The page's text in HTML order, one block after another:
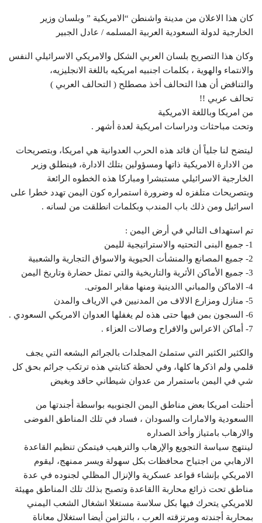
كان هذا الاعلان من مدينة واشنطن “الامريكية ” وبلسان وزير
الخارجية لدولة السعودية العربية المسلمه / عادل الجبير
وكان هذا التصريح بلسان العربي الشكل والامريكي الاسرائيلي النفس
والانتماء والهوية ، بكلمات اجنبيه امريكيه باللغة الانجليزيه،
والتناقض أن هذا التحالف أخذ مصطلح ( التحالف العربي )
تحالف عربي !!
من امريكا وباللغة الامريكية
وتحت مباحثات ودراسات امريكية لعدة أشهر .
ليتضح لنا جلياً أن قائد هذه الحرب العدوانية هي امريكا، وبتصريحات
من الادارة الامريكية ذاتها ومسؤولين بتلك الادارة، فينطلق وزير
الخارجية الاسرائيلي مستبشرا ومباركا هذه الخطوه الرائعة
وبتصريحات متلفزه له وضرورة استمراره كون اليمن تهدد خطرا على
اسرائيل ومن ذلك باب المندب وبكلمات انطلقت من لسانه .
تم استهداف التالي في أرض اليمن :
1- جميع البنى التحتيه والاستراتيجية لليمن
2- جميع المصانع والمنشأت الحيوية والاسواق التجارية والشعبية
3- جميع الأماكن الأثرية والتاريخية والتي تمثل حضارة وتاريخ اليمن
4- الاماكن والمباني االدينية ومنها مقابر الموتى.
5- منازل ومزارع الالاف من المدنيين في الارياف والمدن
6- السجون بمن فيها حتى هذه لم يغفلها العدوان الامريكي السعودي .
7- أماكن الاعراس والافراح وصالات العزاء .
والكثير الكثير التي ستملئ المجلدات بالجرائم البشعه التي يجف
قلمي ولم اذكرها كلها، وفي لحظة كتابتي هذه ترتكب جرائم بحق كل
شي في اليمن باستمرار من عدوان شيطاني حاقد وبغيض
أحتلت امريكا بعض مناطق اليمن الجنوبيه بواسطة أجندتها من
االسعودية والامارات والسودان ، فساد في تلك المناطق الفوضى
والارهاب بامتياز وأخذ الصداره
لينتهج سياسة التجويع والإرهاب والترهيب فيتمكن تنظيم القاعدة
الارهابي من اجتياح محافظات بكل سهولة ويسر ممنهج، ليقوم
الامريكي بإنشاء قواعد عسكرية والإنزال المظلي لجنوده في عدة
مناطق تحت ذرائع محاربة االقاعدة وتصبح بذلك تلك المناطق مهيئة
للامريكي يتحرك فيها بكل سلاسة مستغلا انشغال الشعب اليمني
بمحاربة أجندته ومرتزقته العرب ، بالتزامن أيضا استغلال معاناة